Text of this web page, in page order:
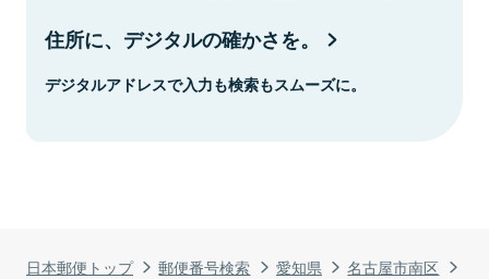
日本郵便トップ 郵便番号検索 愛知県
名古屋市南区
住所に、デジタルの確かさを。
デジタルアドレスで入力も検索もスムーズに。